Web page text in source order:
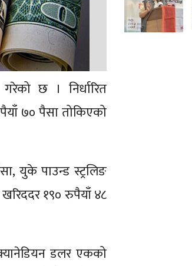
छ । निर्धारित
७० पैसा तोकिएको
युके पाउन्ड स्ट्रलिङ
१९० रुपैयाँ ४८
डलर एकको